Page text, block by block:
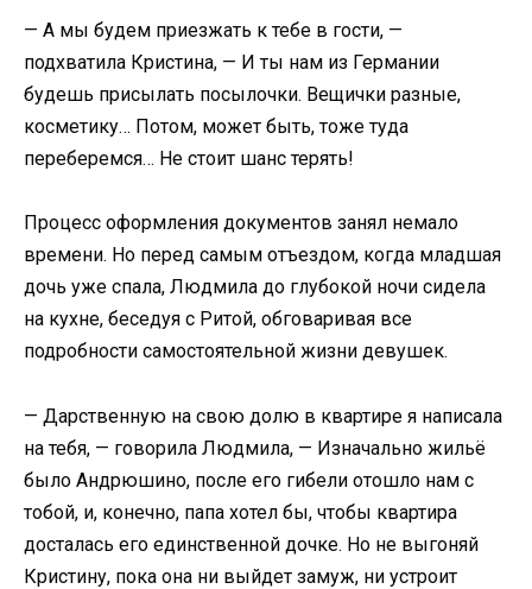
— А мы будем приезжать к тебе в гости, —
подхватила Кристина, — И ты нам из Германии
будешь присылать посылочки. Вещички разные,
косметику… Потом, может быть, тоже туда
переберемся… Не стоит шанс терять!
Процесс оформления документов занял немало
времени. Но перед самым отъездом, когда младшая
дочь уже спала, Людмила до глубокой ночи сидела
на кухне, беседуя с Ритой, обговаривая все
подробности самостоятельной жизни девушек.
— Дарственную на свою долю в квартире я написала
на тебя, — говорила Людмила, — Изначально жильё
было Андрюшино, после его гибели отошло нам с
тобой, и, конечно, папа хотел бы, чтобы квартира
досталась его единственной дочке. Но не выгоняй
Кристину, пока она ни выйдет замуж, ни устроит